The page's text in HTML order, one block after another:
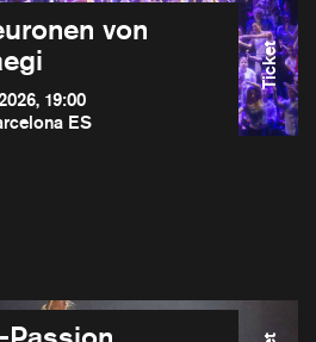
von
19:00
ES
Ticket